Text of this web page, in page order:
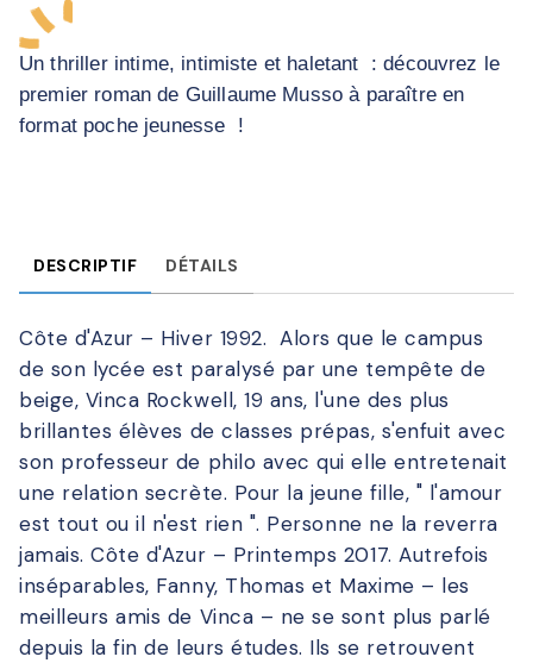
Un thriller intime, intimiste et haletant : découvrez le
premier roman de Guillaume Musso à paraître en
format poche jeunesse !
DESCRIPTIF DÉTAILS
Côte d'Azur – Hiver 1992. Alors que le campus
de son lycée est paralysé par une tempête de
beige, Vinca Rockwell, 19 ans, l'une des plus
brillantes élèves de classes prépas, s'enfuit avec
son professeur de philo avec qui elle entretenait
une relation secrète. Pour la jeune fille, " l'amour
est tout ou il n'est rien ". Personne ne la reverra
jamais. Côte d'Azur – Printemps 2017. Autrefois
inséparables, Fanny, Thomas et Maxime – les
meilleurs amis de Vinca – ne se sont plus parlé
depuis la fin de leurs études. Ils se retrouvent